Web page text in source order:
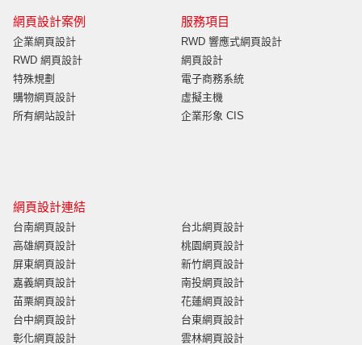
網頁設計案例
企業網頁設計
RWD 網頁設計
特殊規劃
購物網頁設計
所有網站設計
服務項目
RWD 響應式網頁設計
網頁設計
電子商務系統
虛擬主機
企業形象 CIS
網頁設計連結
台南網頁設計
高雄網頁設計
屏東網頁設計
嘉義網頁設計
苗栗網頁設計
台中網頁設計
彰化網頁設計
台北網頁設計
桃園網頁設計
新竹網頁設計
南投網頁設計
花蓮網頁設計
台東網頁設計
雲林網頁設計